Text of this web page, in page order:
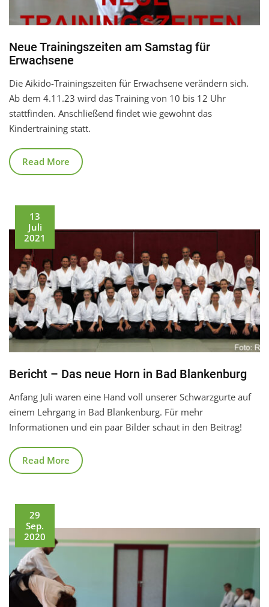
Neue Trainingszeiten am Samstag für
Erwachsene
Die Aikido-Trainingszeiten für Erwachsene verändern sich.
Ab dem 4.11.23 wird das Training von 10 bis 12 Uhr
stattfinden. Anschließend findet wie gewohnt das
Kindertraining statt.
Read More
13
Juli
2021
Bericht – Das neue Horn in Bad Blankenburg
Anfang Juli waren eine Hand voll unserer Schwarzgurte auf
einem Lehrgang in Bad Blankenburg. Für mehr
Informationen und ein paar Bilder schaut in den Beitrag!
Read More
29
Sep.
2020